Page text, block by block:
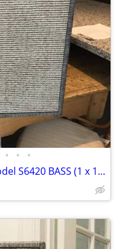
• • •
Supro Thunderbolt Amplifier model S6420 BASS (1 x 15” speaker)